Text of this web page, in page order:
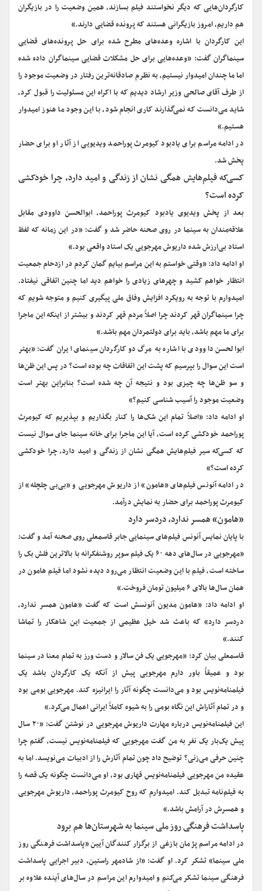
کارگردان‌هایی که دیگر نخواستند فیلم بسازند، همین وضعیت را در بازیگران
هم داریم، امروز بازیگرانی هستند که پرونده قضایی دارند.»
این کارگردان با اشاره وعده‌های مطرح شده برای حل پرونده‌های قضایی
سینماگران گفت: «وعده‌هایی برای حل مشکلات قضایی سینماگران داده شده
اما ما چندان امیدوار نیستیم، به نظرم صادقانه‌ترین رفتار در وضعیت موجود را
از طرف آقای صالحی وزیر ارشاد دیدیم که با اکراه این مسئولیت را قبول کرد،
شاید می‌دانست که نمی‌گذارند کاری انجام شود، با این وجود ما هنوز امیدوار
هستیم.»
در ادامه مراسم برای یادبود کیومرث پوراحمد ویدیویی از آثار او برای حضار
پخش شد.
کسی‌که فیلم‌هایش همگی نشان از زندگی و امید دارد، چرا خودکشی
کرده است؟
بعد از پخش ویدیوی یادبود کیومرث پوراحمد، ابوالحسن داوودی مقابل
علاقه‌مندان به سینما در روی صحنه حاضر شد و گفت: «در این زمانه که لفظ
استاد بی‌ارزش شده داریوش مهرجویی یک استاد واقعی بود.»
او ادامه داد: «وقتی خواستم به این مراسم بیایم گمان کردم در ازدحام جمعیت
انتظار خواهم کشید و چهرهای زیادی را خواهم دید اما چنین اتفاقی نیفتاد.
امیدوارم با توجه به رویکرد افزایش وفاق ملی پیگیری کنیم و متوجه شویم که
چرا سینماگران قهر کردند چرا اصلاً مردم قهر کردند و بیشتر از اینکه این ماجرا
برای ما مهم باشد، باید برای دولتمردان مهم باشد.»
ابوالحسن داوودی با اشاره به مرگ دو کارگردان سینمای ایران گفت: «بهتر
است این سوال را بپرسیم که پشت این اتفاقات چه بوده است؟ در پس این ظن‌ها
و سو ظن‌ها چه چیزی بود و نتیجه آن چه شده است؟ بنابراین بهتر است
وضعیت موجود را آسیب شناسی کنیم؟»
او ادامه داد: «اصلاً تمام این شک‌ها را کنار بگذاریم و بپذیریم که کیومرث
پوراحمد خودکشی کرده است، آیا این ماجرا برای خانه سینما جای سوال نیست
که کسی‌که سیر فیلم‌هایش همگی نشان از زندگی و امید دارد، چرا خودکشی
کرده است؟»
در ادامه آنونس فیلم‌های «هامون» از داریوش مهرجویی و «بی‌بی چلچله» از
کیومرث پوراحمد برای حضار به نمایش درآمد.
«هامون» همسر ندارد، دردسر دارد
با پایان نمایس آنونس فیلم‌های سینمایی جابر قاسمعلی روی صحنه آمد و گفت:
«مهرجویی در سال‌های دهه ۶۰ یک فیلم سوپر روشنفکرانه با بالاترین فلش بک را
ساخته است، فیلم با این وضعیت انتظار می‌رود دیده نشود اما فیلم هامون در
همان سال‌ها بالای ۶ میلیون تومان فروخت.»
او ادامه داد: «هامون مدیون آنونسش است که گفت «هامون همسر ندارد،
دردسر دارد» که باعث شد خیل عظیمی از جمعیت این شاهکار را تماشا
کنند.»
قاسمعلی بیان کرد: «مهرجویی یک فن سالار و دست ورز به تمام معنا در سینما
بود و عمیقاً باور دارم مهرجویی پیش از آنکه یک کارگردان باشد یک
فیلمنامه‌نویس بود و می‌دانست چگونه آثار را ایرانیزه کند. مهرجویی بومی بود
و در تمام آثاراش این نگاه بومی را به شیوه کاملاً ایرانی اعمال می‌کرد.»
این فیلمنامه‌نویس درباره مهارت داریوش مهرجویی در نوشتن گفت: «۲۰ سال
پیش یک‌بار یک نفر به من گفت مهرجویی که فیلمنامه‌نویس نیست، گفتم چرا
چنین حرفی می‌زنی؟ توضیح داد چون تمام آثارش را از ادبیات می‌نویسد. اما به
عقیده من مهرجویی فیلمنامه‌نویس قهاری بود، او می‌دانست چگونه یک قصه را
به فیلم‌نامه تبدیل کند. امیدوارم که روح کیومرث پوراحمد، داریوش مهرجویی
و همسرش در آرامش باشد.»
پاسداشت فرهنگی روز ملی سینما به شهرستان‌ها هم برود
در ادامه مراسم پژمان بازغی از برگزار کنندگان آیین «پاسداشت فرهنگی روز
ملی سینما» تشکر کرد. او گفت: «از شادمهر راستین، دبیر اجرایی پاسداشت
فرهنگی سینما تشکر می‌کنم و امیدوارم این مراسم در سال‌های آینده علاوه بر